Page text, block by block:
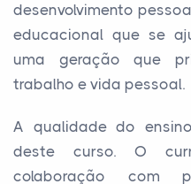
desenvolvimento
educacional que se
uma geração que
trabalho e vida pessoal.
A qualidade do
deste curso. O
colaboração com